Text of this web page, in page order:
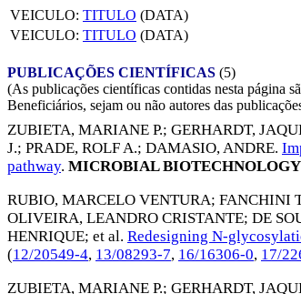
VEICULO: TITULO (DATA)
VEICULO: TITULO (DATA)
PUBLICAÇÕES CIENTÍFICAS (5)
(As publicações científicas contidas nesta página
Beneficiários, sejam ou não autores das
ZUBIETA, MARIANE P.; GERHARDT,
J.; PRADE, ROLF A.; DAMASIO, ANDRE.
pathway. MICROBIAL BIOTECHNOLOGY
RUBIO, MARCELO VENTURA; FANCHINI
OLIVEIRA, LEANDRO CRISTANTE; DE
HENRIQUE; et al. Redesigning N-
(12/20549-4, 13/08293-7, 16/16306-0, 17/
ZUBIETA, MARIANE P.; GERHARDT,